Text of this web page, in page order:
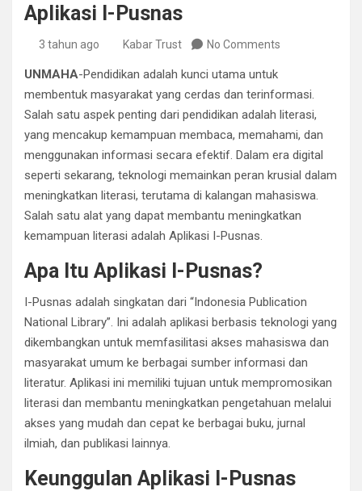
Aplikasi I-Pusnas
3 tahun ago Kabar Trust No Comments
UNMAHA-Pendidikan adalah kunci utama untuk
membentuk masyarakat yang cerdas dan terinformasi.
Salah satu aspek penting dari pendidikan adalah literasi,
yang mencakup kemampuan membaca, memahami, dan
menggunakan informasi secara efektif. Dalam era digital
seperti sekarang, teknologi memainkan peran krusial dalam
meningkatkan literasi, terutama di kalangan mahasiswa.
Salah satu alat yang dapat membantu meningkatkan
kemampuan literasi adalah Aplikasi I-Pusnas.
Apa Itu Aplikasi I-Pusnas?
I-Pusnas adalah singkatan dari “Indonesia Publication
National Library”. Ini adalah aplikasi berbasis teknologi yang
dikembangkan untuk memfasilitasi akses mahasiswa dan
masyarakat umum ke berbagai sumber informasi dan
literatur. Aplikasi ini memiliki tujuan untuk mempromosikan
literasi dan membantu meningkatkan pengetahuan melalui
akses yang mudah dan cepat ke berbagai buku, jurnal
ilmiah, dan publikasi lainnya.
Keunggulan Aplikasi I-Pusnas